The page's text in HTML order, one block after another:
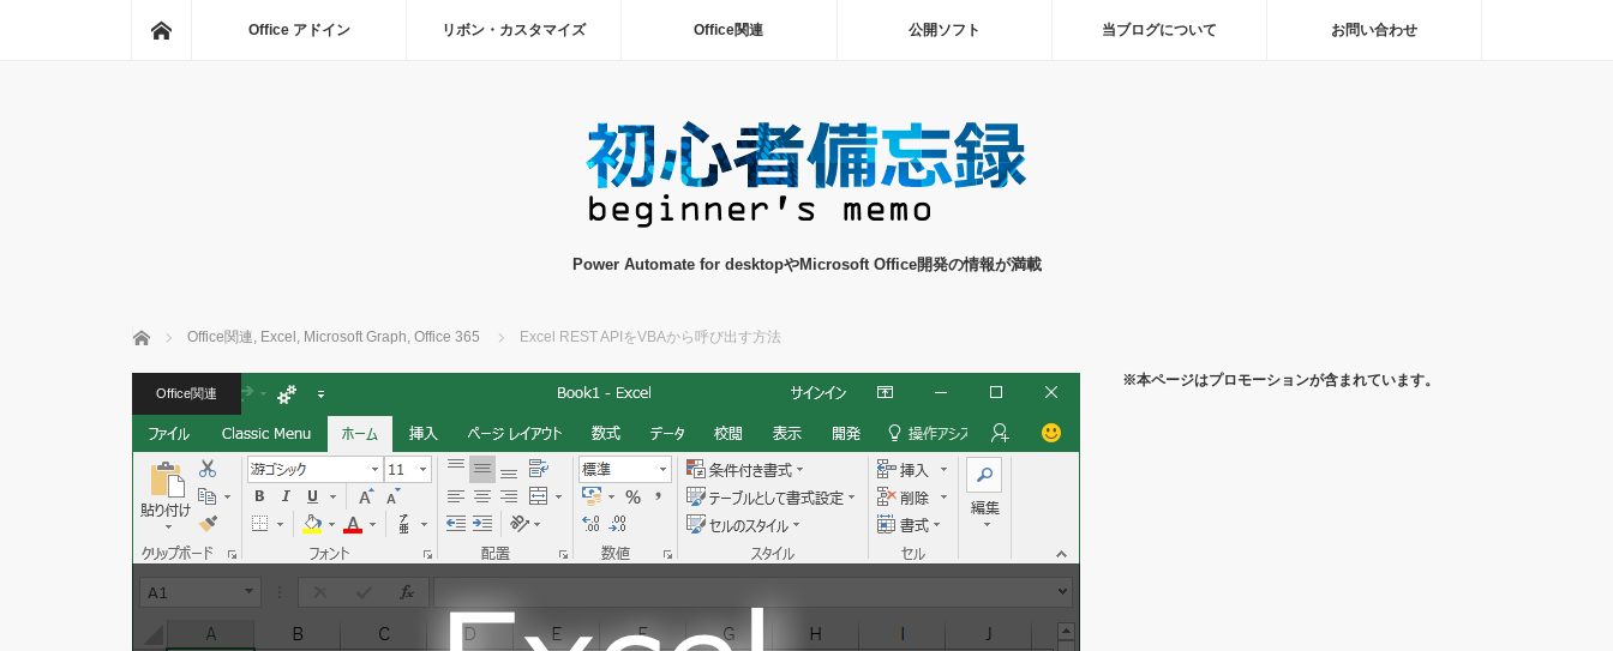
Office アドイン リボン・カスタマイズ Office関連 公開ソフト 当ブログについて お問い合わせ
Power Automate for desktopやMicrosoft Office開発の情報が満載
ホーム Office関連, Excel , Microsoft Graph, Office 365 Excel REST APIをVBAから呼び出す方法
Office関連
※本ページはプロモーションが含まれています。